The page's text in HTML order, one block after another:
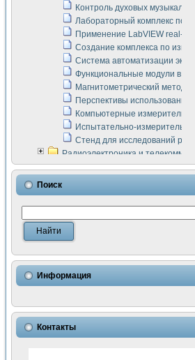
Контроль духовых
Лабораторный комплекс по
Применение LabVIEW real-
Создание комплекса по
Система автоматизации
Функциональные модули в
Магнитометрический метод
Перспективы
Компьютерные
Испытательно-
Стенд для исследований
Радиоэлектроника и
LabVIEW в расчетах
Аппаратно-программный
Виртуальный лабораторный
Измерение шумовых
Измерительный
Использование NI LabVIEW
Исследовние возможности
Математическое
Применение
Симуляция отклика
Автоматизация
Поиск
Информация
Контакты